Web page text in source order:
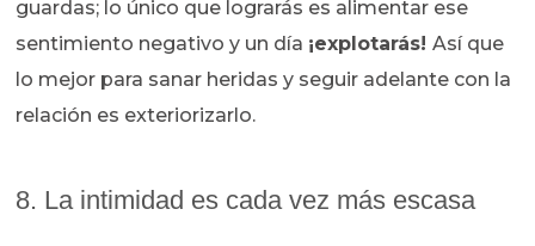
guardas; lo único que lograrás es alimentar ese
sentimiento negativo y un día ¡explotarás!Así que
lo mejor para sanar heridas y seguir adelante con la
relación es exteriorizarlo.
8. La intimidad es cada vez más escasa